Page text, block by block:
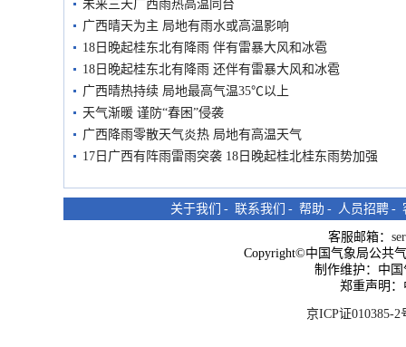
未来三天广西雨热高温同台
广西晴天为主 局地有雨水或高温影响
18日晚起桂东北有降雨 伴有雷暴大风和冰雹
18日晚起桂东北有降雨 还伴有雷暴大风和冰雹
广西晴热持续 局地最高气温35℃以上
天气渐暖 谨防“春困”侵袭
广西降雨零散天气炎热 局地有高温天气
17日广西有阵雨雷雨突袭 18日晚起桂北桂东雨势加强
关于我们 - 联系我们 - 帮助 - 人员招聘 -
客服邮箱：
Copyright©中国气象局公共
制作维护：中
郑重声明
京ICP证010385-2